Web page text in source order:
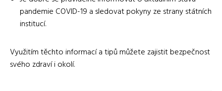
pandemie COVID-19 a sledovat pokyny ze strany státních
institucí.
Využitím těchto informací a tipů můžete zajistit bezpečnost
svého zdraví i okolí.